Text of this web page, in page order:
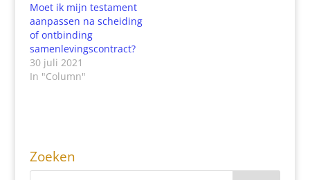
Moet ik mijn testament
aanpassen na scheiding
of ontbinding
samenlevingscontract?
30 juli 2021
In "Column"
Zoeken